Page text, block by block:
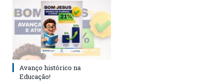
Avanço histórico na
Educação!